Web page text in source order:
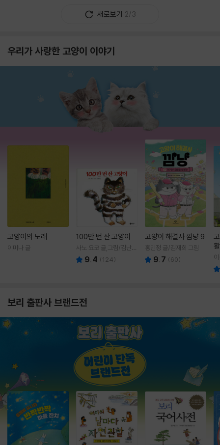
새로보기 2/3
우리가 사랑한 고양이 이야기
고양이의 노래
이미나 글
100만 번 산 고양이
사노 요코 글,그림/김난주
역 9.4 (124)
고양이 해결사 깜냥 9
홍민정 글/김재희 그림
9.7 (60)
보리 출판사 브랜드전